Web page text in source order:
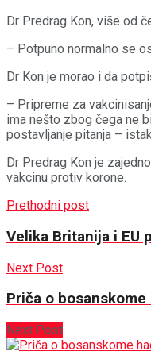
Dr Predrag Kon, više od
– Potpuno normalno se
Dr Kon je morao i da
– Pripreme za
ima nešto zbog čega ne
postavljanje pitanja –
Dr Predrag Kon je
vakcinu protiv korone.
Prethodni post
Velika Britanija i EU
Next Post
Priča o
Next Post